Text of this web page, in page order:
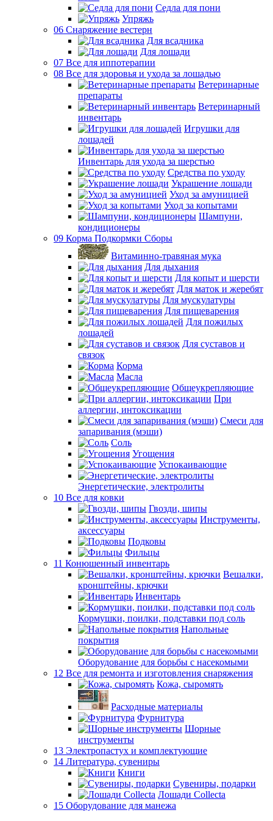
Седла для пони
Упряжь
06 Снаряжение вестерн
Для всадника
Для лошади
07 Все для иппотерапии
08 Все для здоровья и ухода за лошадью
Ветеринарные
препараты
Ветеринарный
инвентарь
Игрушки для
лошадей
Инвентарь для ухода за шерстью
Средства по уходу
Украшение лошади
Уход за амуницией
Уход за копытами
Шампуни,
кондиционеры
09 Корма Подкормки Сборы
Витаминно-травяная мука
Для дыхания
Для копыт и шерсти
Для маток и жеребят
Для мускулатуры
Для пищеварения
Для пожилых
лошадей
Для суставов и
связок
Корма
Масла
Общеукрепляющие
При
аллергии, интоксикации
Смеси для
запаривания (мэши)
Соль
Угощения
Успокаивающие
Энергетические, электролиты
10 Все для ковки
Гвозди, шипы
Инструменты,
аксессуары
Подковы
Фильцы
11 Конюшенный инвентарь
Вешалки,
кронштейны, крючки
Инвентарь
Кормушки, поилки, подставки под соль
Напольные
покрытия
Оборудование для борьбы с насекомыми
12 Все для ремонта и изготовления снаряжения
Кожа, сыромять
Расходные материалы
Фурнитура
Шорные
инструменты
13 Электропастух и комплектующие
14 Литература, сувениры
Книги
Сувениры, подарки
Лошади Collecta
15 Оборудование для манежа